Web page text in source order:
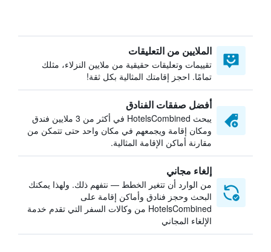
الملايين من التعليقات
تقييمات وتعليقات حقيقية من ملايين النزلاء، مثلك
تمامًا. احجز إقامتك المثالية بكل ثقة!
أفضل صفقات الفنادق
يبحث HotelsCombined في أكثر من 3 ملايين فندق
ومكان إقامة ويجمعهم في مكان واحد حتى تتمكن من
مقارنة أماكن الإقامة المثالية.
إلغاء مجاني
من الوارد أن تتغير الخطط — نتفهم ذلك. ولهذا يمكنك
البحث وحجز فنادق وأماكن إقامة على
HotelsCombined من وكالات السفر التي تقدم خدمة
الإلغاء المجاني